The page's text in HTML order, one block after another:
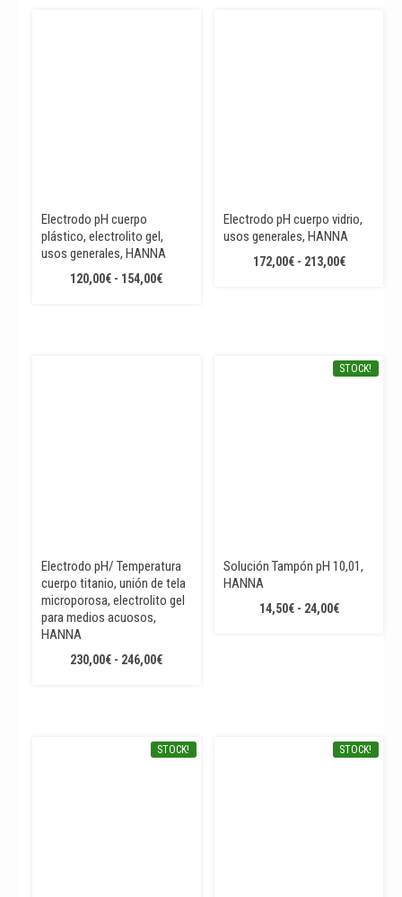
Electrodo pH cuerpo
plástico, electrolito gel,
usos generales, HANNA
120,00€ - 154,00€RANGO
Electrodo pH cuerpo vidrio,
usos generales, HANNA
172,00€ - 213,00€RANGO
213,00€
Electrodo pH/ Temperatura
cuerpo titanio, unión de tela
microporosa, electrolito gel
para medios acuosos,
HANNA
230,00€ - 246,00€RANGO
HASTA
STOCK!
Solución Tampón pH 10,01,
HANNA
14,50€ - 24,00€RANGO
STOCK! STOCK!